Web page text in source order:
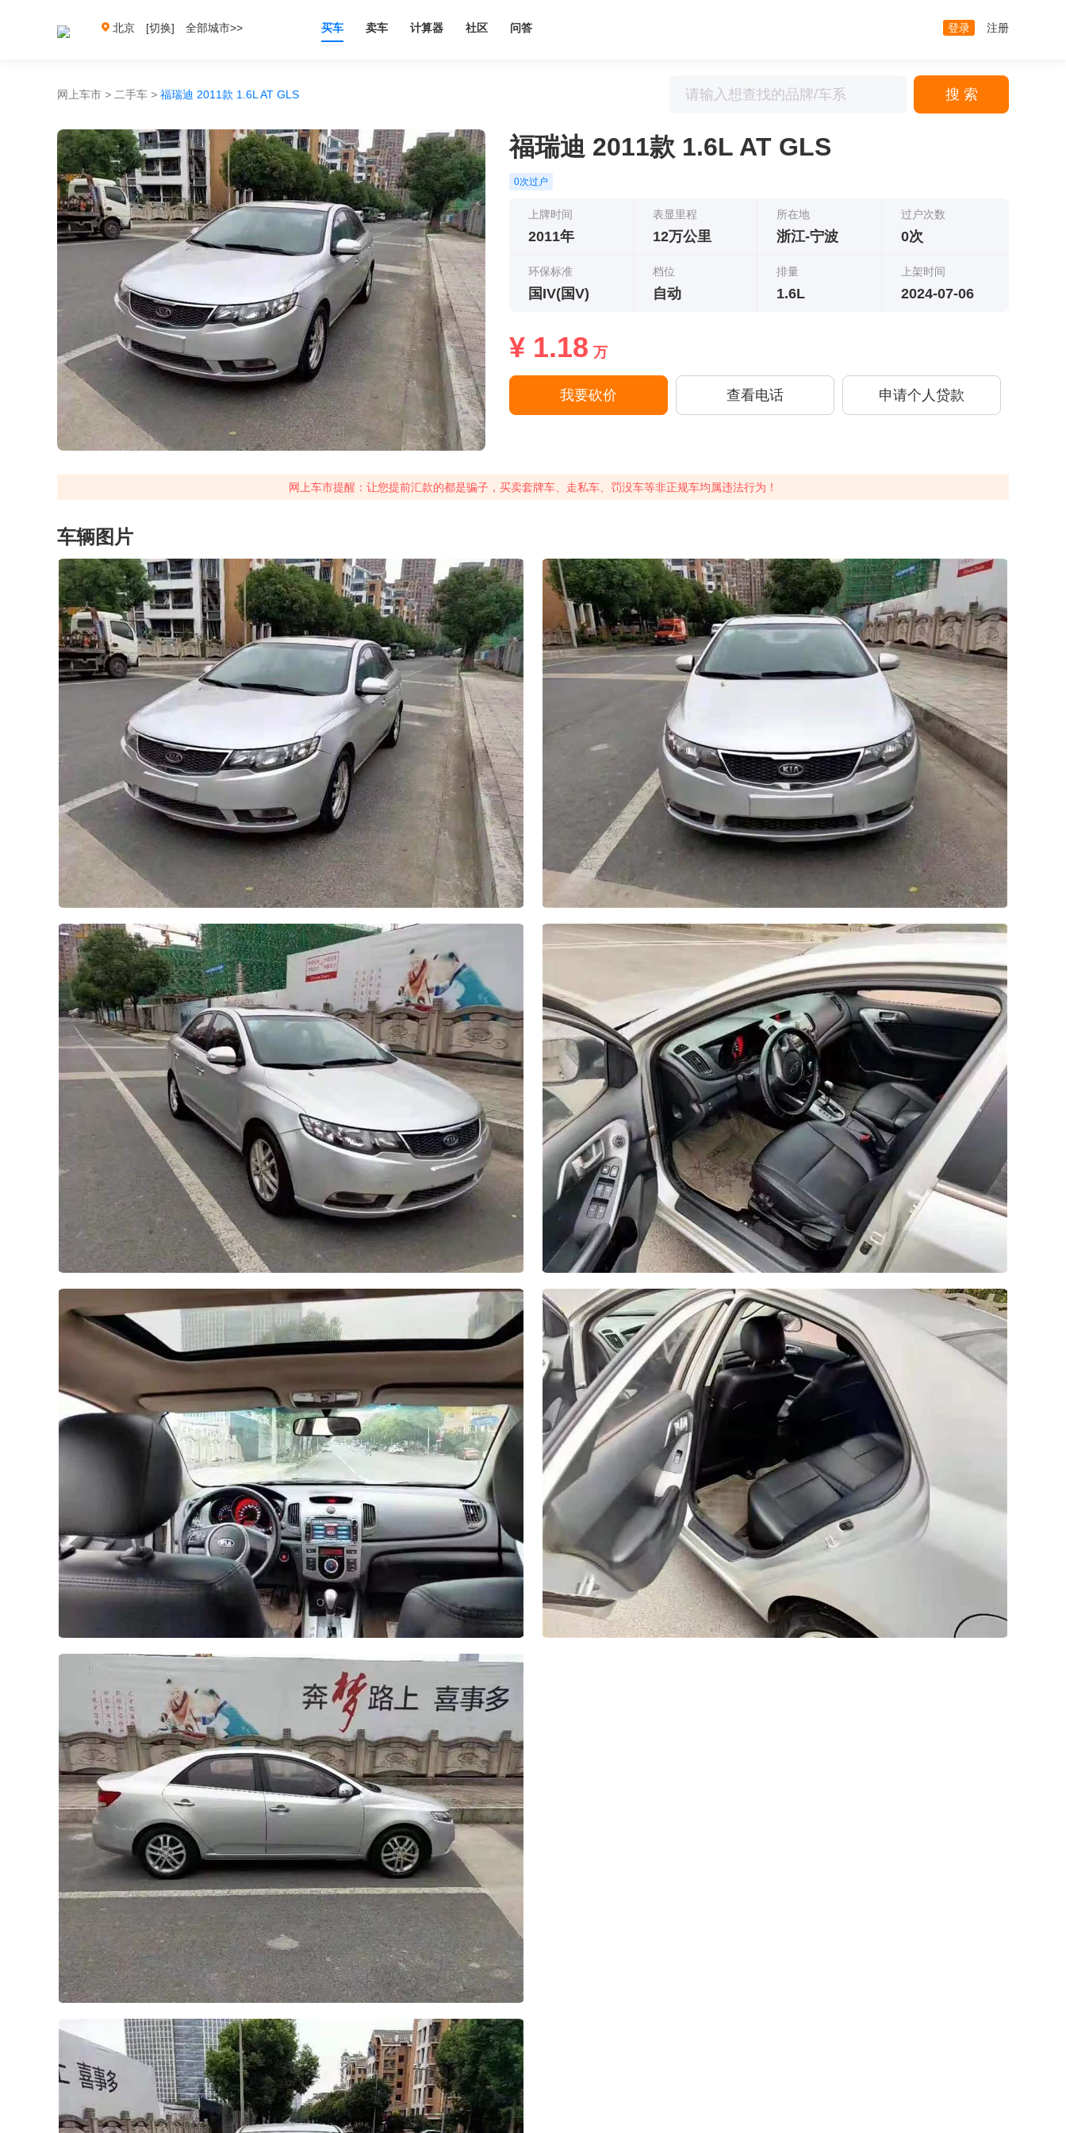
北京 [切换] 全部城市>> 买车 卖车 计算器 社区 问答 登录 注册
网上车市 > 二手车 > 福瑞迪 2011款 1.6L AT GLS 搜 索
福瑞迪 2011款 1.6L AT GLS
0次过户
上牌时间
2011年
表显里程
12万公里
所在地
浙江-宁波
过户次数
0次
环保标准
国IV(国V)
档位
自动
排量
1.6L
上架时间
2024-07-06
¥ 1.18 万
我要砍价 查看电话 申请个人贷款
网上车市提醒：让您提前汇款的都是骗子，买卖套牌车、走私车、罚没车等非正规车均属违法行为！
车辆图片